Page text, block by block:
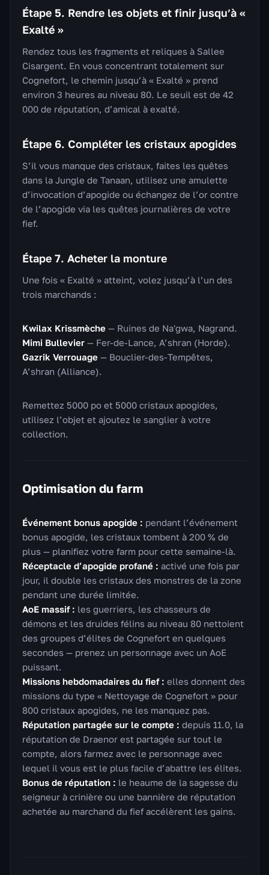
Étape 5. Rendre les objets et finir jusqu’à «
Exalté »
Rendez tous les fragments et reliques à Sallee
Cisargent. En vous concentrant totalement sur
Cognefort, le chemin jusqu’à « Exalté » prend
environ 3 heures au niveau 80. Le seuil est de 42
000 de réputation, d’amical à exalté.
Étape 6. Compléter les cristaux apogides
S’il vous manque des cristaux, faites les quêtes
dans la Jungle de Tanaan, utilisez une amulette
d’invocation d’apogide ou échangez de l’or contre
de l’apogide via les quêtes journalières de votre
fief.
Étape 7. Acheter la monture
Une fois « Exalté » atteint, volez jusqu’à l’un des
trois marchands :
Kwilax Krissmèche — Ruines de Na'gwa, Nagrand.
Mimi Bullevier — Fer-de-Lance, A’shran (Horde).
Gazrik Verrouage — Bouclier-des-Tempêtes,
A’shran (Alliance).
Remettez 5000 po et 5000 cristaux apogides,
utilisez l’objet et ajoutez le sanglier à votre
collection.
Optimisation du farm
Événement bonus apogide : pendant l’événement
bonus apogide, les cristaux tombent à 200 % de
plus — planifiez votre farm pour cette semaine-là.
Réceptacle d’apogide profané : activé une fois par
jour, il double les cristaux des monstres de la zone
pendant une durée limitée.
AoE massif : les guerriers, les chasseurs de
démons et les druides félins au niveau 80 nettoient
des groupes d’élites de Cognefort en quelques
secondes — prenez un personnage avec un AoE
puissant.
Missions hebdomadaires du fief : elles donnent des
missions du type « Nettoyage de Cognefort » pour
800 cristaux apogides, ne les manquez pas.
Réputation partagée sur le compte : depuis 11.0, la
réputation de Draenor est partagée sur tout le
compte, alors farmez avec le personnage avec
lequel il vous est le plus facile d’abattre les élites.
Bonus de réputation : le heaume de la sagesse du
seigneur à crinière ou une bannière de réputation
achetée au marchand du fief accélèrent les gains.